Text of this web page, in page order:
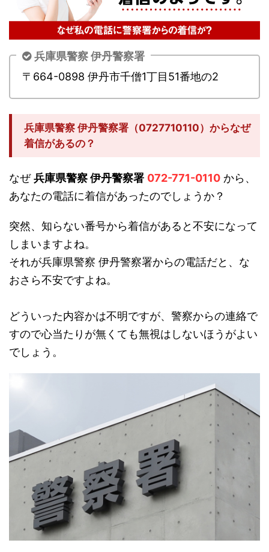
兵庫県警察 伊丹警察署
〒664-0898 伊丹市千僧1丁目51番地の2
兵庫県警察 伊丹警察署（0727710110）からなぜ
着信があるの？
なぜ兵庫県警察 伊丹警察署 072-771-0110 から、
あなたの電話に着信があったのでしょうか？
突然、知らない番号から着信があると不安になって
しまいますよね。
それが兵庫県警察 伊丹警察署からの電話だと、な
おさら不安ですよね。
どういった内容かは不明ですが、警察からの連絡で
すので心当たりが無くても無視はしないほうがよい
でしょう。